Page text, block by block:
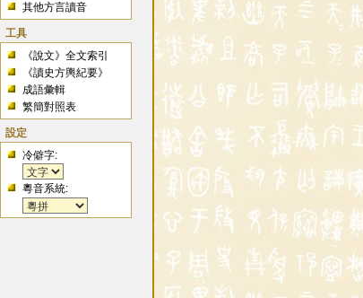
其他方言讀音
工具
《說文》全文索引
《讀史方輿紀要》
成語彙輯
繁簡對照表
設定
冷僻字:
粵音系統: